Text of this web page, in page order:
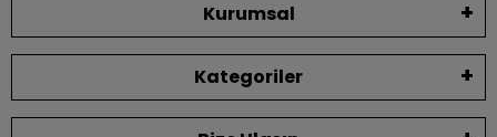
Kurumsal
Kategoriler